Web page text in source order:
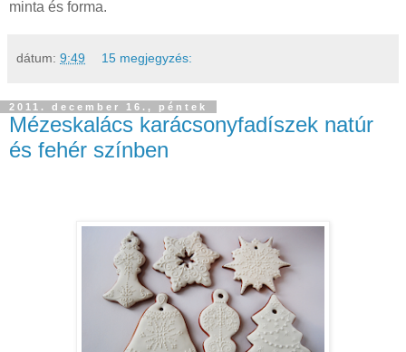
minta és forma.
dátum: 9:49 15 megjegyzés:
2011. december 16., péntek
Mézeskalács karácsonyfadíszek natúr
és fehér színben